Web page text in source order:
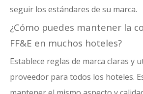
seguir los estándares de su marca.
¿Cómo puedes mantener la
FF&E en muchos hoteles?
Establece reglas de marca claras y
proveedor para todos los hoteles.